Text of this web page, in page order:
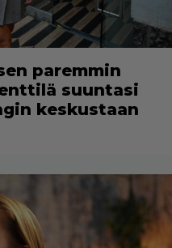
paremmin
suuntasi
keskustaan